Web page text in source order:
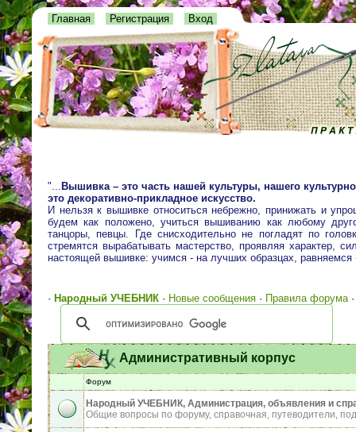
Главная Регистрация Вход
"... Вышивка – это часть нашей культуры, нашего
это декоративно-прикладное искусство.
И нельзя к вышивке относиться небрежно, принижать и
будем как положено, учиться вышиванию как любому
танцоры, певцы. Где снисходительно не погладят по
стремятся вырабатывать мастерство, проявляя характер,
настоящей вышивке: учимся - на лучших образцах,
· Народный УЧЕБНИК · Новые сообщения · Правила форума
Административный корпус
Форум
Народный УЧЕБНИК, Администрация, объявления и
Общие вопросы по форуму, справочная, путеводители,